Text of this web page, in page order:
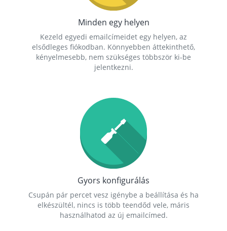
Minden egy helyen
Kezeld egyedi emailcímeidet egy helyen, az
elsődleges fiókodban. Könnyebben áttekinthető,
kényelmesebb, nem szükséges többször ki-be
jelentkezni.
Gyors konfigurálás
Csupán pár percet vesz igénybe a beállítása és ha
elkészültél, nincs is több teendőd vele, máris
használhatod az új emailcímed.